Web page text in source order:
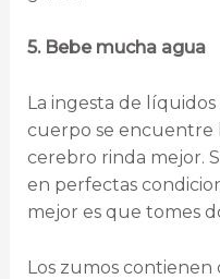
5. Bebe mucha agua
La ingesta de
cuerpo se encuentre
cerebro rinda mejor.
en perfectas
mejor es que tomes
Los zumos contienen